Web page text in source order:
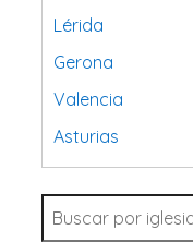
Lérida
Gerona
Valencia
Asturias
Tarragona
Navarra